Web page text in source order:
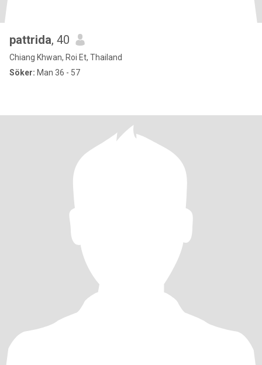
pattrida, 40
Chiang Khwan, Roi Et, Thailand
Söker: Man 36 - 57